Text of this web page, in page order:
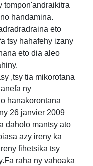
tompon'andraikitra
handamina.
eto
tsy hahafehy izany
eto dia aleo
,tsy tia mikorotana
ny
hanakorontana
26 janvier 2009
daholo mantsy ato
azy ireny ka
fihetsika tsy
raha ny vahoaka